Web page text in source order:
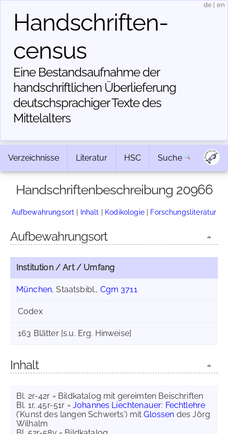
Handschriften­
census
Eine Bestandsaufnahme der
handschriftlichen Über­lieferung
deutschsprachiger Texte des
Mittelalters
de en
Verzeichnisse Literatur HSC Suche
Handschriftenbeschreibung 20966
Aufbewahrungsort | Inhalt | Kodikologie| Forschungsliteratur
Aufbewahrungsort
Institution / Art / Umfang
München, Staatsbibl., Cgm 3711
Codex
163 Blätter [s.u. Erg. Hinweise]
Inhalt
Bl. 2r-42r = Bildkatalog mit gereimten Beischriften
Bl. 1r, 45r-51r = Johannes Liechtenauer: Fechtlehre
('Kunst des langen Schwerts') mitGlossen des Jörg
Wilhalm